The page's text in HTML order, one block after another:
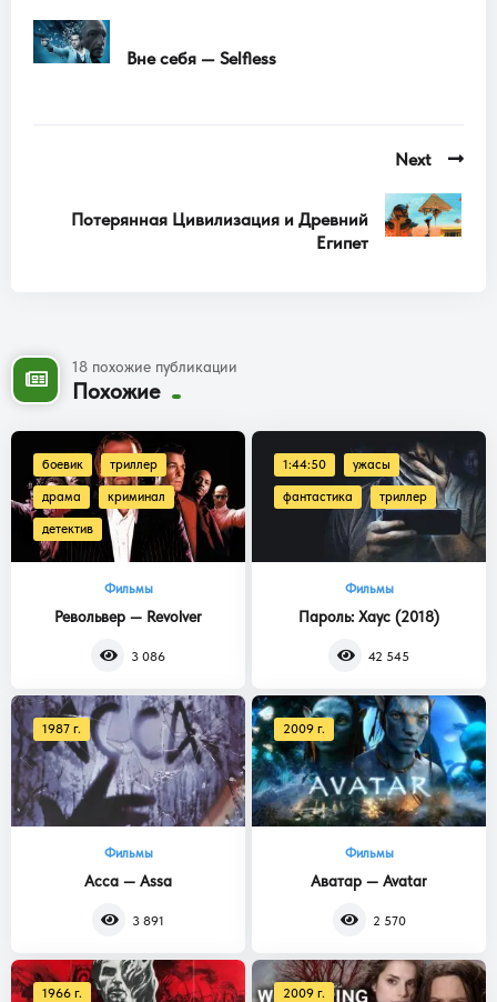
Вне себя — Selfless
Next
Потерянная Цивилизация и Древний
Египет
18 похожие публикации
Похожие
боевик триллер
драма криминал
детектив
Фильмы
Револьвер — Revolver
3 086
1:44:50 ужасы
фантастика триллер
Фильмы
Пароль: Хаус (2018)
42 545
1987 г.
Фильмы
Асса — Assa
3 891
2009 г.
Фильмы
Аватар — Avatar
2 570
1966 г. 2009 г.